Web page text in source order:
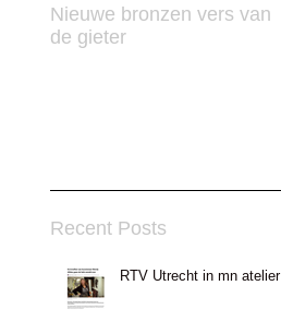
Nieuwe bronzen vers van
de gieter
Recent Posts
RTV Utrecht in mn atelier